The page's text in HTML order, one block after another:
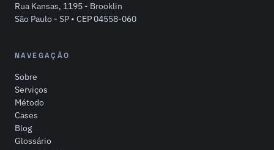
Rua Kansas, 1195 - Brooklin
São Paulo - SP • CEP 04558-060
NAVEGAÇÃO
Sobre
Serviços
Método
Cases
Blog
Glossário